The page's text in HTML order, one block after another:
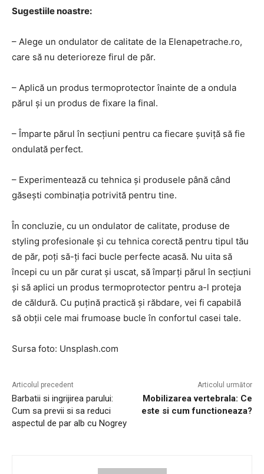
Sugestiile noastre:
– Alege un ondulator de calitate de la Elenapetrache.ro,
care să nu deterioreze firul de păr.
– Aplică un produs termoprotector înainte de a ondula
părul și un produs de fixare la final.
– Împarte părul în secțiuni pentru ca fiecare șuviță să fie
ondulată perfect.
– Experimentează cu tehnica și produsele până când
găsești combinația potrivită pentru tine.
În concluzie, cu un ondulator de calitate, produse de
styling profesionale și cu tehnica corectă pentru tipul tău
de păr, poți să-ți faci bucle perfecte acasă. Nu uita să
începi cu un păr curat și uscat, să împarți părul în secțiuni
și să aplici un produs termoprotector pentru a-l proteja
de căldură. Cu puțină practică și răbdare, vei fi capabilă
să obții cele mai frumoase bucle în confortul casei tale.
Sursa foto: Unsplash.com
Articolul precedent
Barbatii si ingrijirea parului:
Cum sa previi si sa reduci
aspectul de par alb cu Nogrey
Articolul următor
Mobilizarea vertebrala: Ce
este si cum functioneaza?